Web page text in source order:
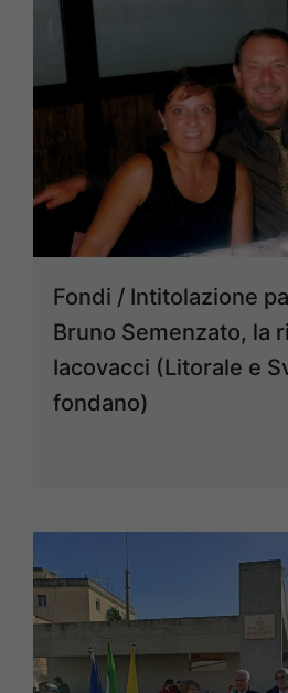
Fondi / Intitolazione
Bruno Semenzato, la
Iacovacci (Litorale e
fondano)